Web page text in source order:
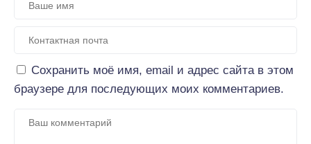
Сохранить моё имя, email и адрес сайта в этом
браузере для последующих моих комментариев.